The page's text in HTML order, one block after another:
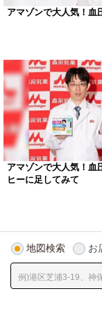
アマゾンで大人気！血
アマゾンで大人気！血
ヒーに足してみて
地図検索 お